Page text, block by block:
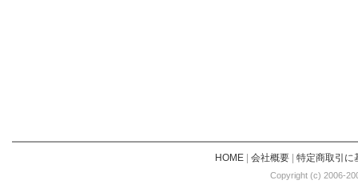
HOME| 会社概要| 特定商取引に
Copyright (c) 2006-